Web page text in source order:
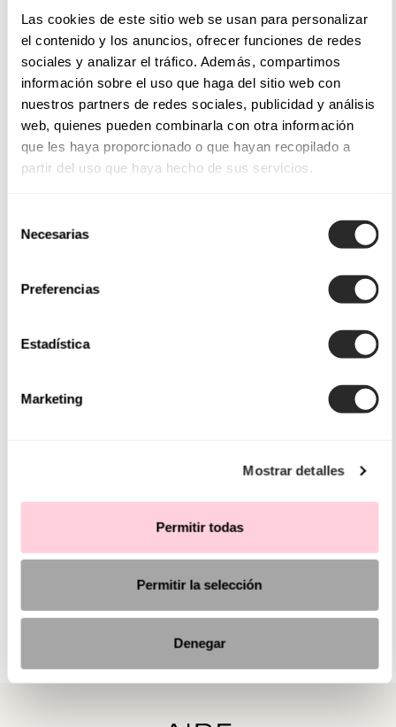
Las cookies de este sitio web se usan para personalizar
el contenido y los anuncios, ofrecer funciones de redes
sociales y analizar el tráfico. Además, compartimos
información sobre el uso que haga del sitio web con
nuestros partners de redes sociales, publicidad y análisis
web, quienes pueden combinarla con otra información
que les haya proporcionado o que hayan recopilado a
partir del uso que haya hecho de sus servicios.
Necesarias
Preferencias
Estadística
Marketing
Mostrar detalles
Permitir todas
Permitir la selección
Denegar